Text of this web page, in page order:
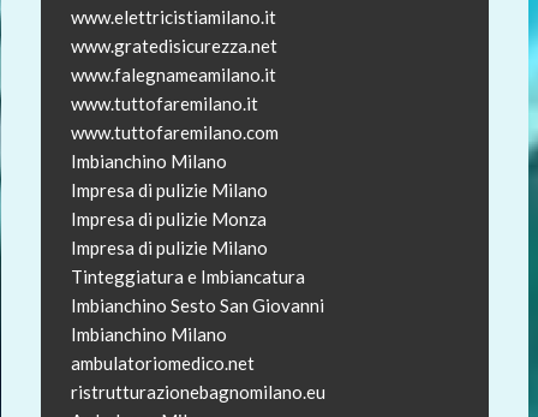
www.elettricistiamilano.it
www.gratedisicurezza.net
www.falegnameamilano.it
www.tuttofaremilano.it
www.tuttofaremilano.com
Imbianchino Milano
Impresa di pulizie Milano
Impresa di pulizie Monza
Impresa di pulizie Milano
Tinteggiatura e Imbiancatura
Imbianchino Sesto San Giovanni
Imbianchino Milano
ambulatoriomedico.net
ristrutturazionebagnomilano.eu